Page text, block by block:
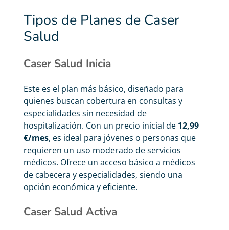
Tipos de Planes de Caser
Salud
Caser Salud Inicia
Este es el plan más básico, diseñado para
quienes buscan cobertura en consultas y
especialidades sin necesidad de
hospitalización. Con un precio inicial de 12,99
€/mes, es ideal para jóvenes o personas que
requieren un uso moderado de servicios
médicos. Ofrece un acceso básico a médicos
de cabecera y especialidades, siendo una
opción económica y eficiente.
Caser Salud Activa